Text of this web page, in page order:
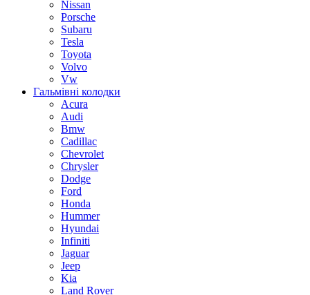
Nissan
Porsche
Subaru
Tesla
Toyota
Volvo
Vw
Гальмівні колодки
Acura
Audi
Bmw
Cadillac
Chevrolet
Chrysler
Dodge
Ford
Honda
Hummer
Hyundai
Infiniti
Jaguar
Jeep
Kia
Land Rover